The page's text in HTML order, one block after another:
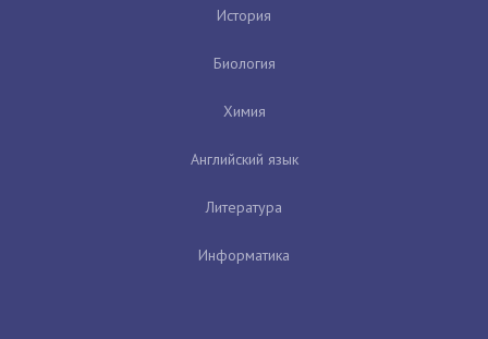
История
Биология
Химия
Английский язык
Литература
Информатика